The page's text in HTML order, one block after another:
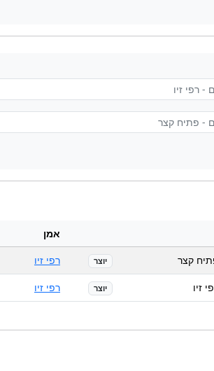
- רפי זיו
- פתיח קצר
אמן
רפי זיו יוצר קצר
רפי זיו יוצר זיו